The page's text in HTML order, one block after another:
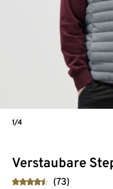
Verstaubare
(73)
1/4